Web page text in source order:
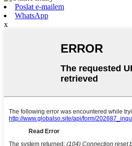
Poslat e-mailem
WhatsApp
x